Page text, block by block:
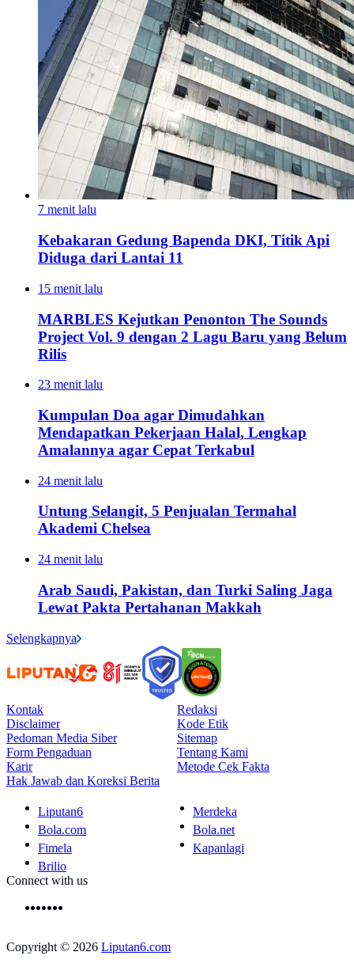
7 menit lalu
Kebakaran Gedung Bapenda DKI, Titik Api
Diduga dari Lantai 11
15 menit lalu
MARBLES Kejutkan Penonton The Sounds
Project Vol. 9 dengan 2 Lagu Baru yang Belum
Rilis
23 menit lalu
Kumpulan Doa agar Dimudahkan
Mendapatkan Pekerjaan Halal, Lengkap
Amalannya agar Cepat Terkabul
24 menit lalu
Untung Selangit, 5 Penjualan Termahal
Akademi Chelsea
24 menit lalu
Arab Saudi, Pakistan, dan Turki Saling Jaga
Lewat Pakta Pertahanan Makkah
Selengkapnya
Kontak
Redaksi
Disclaimer
Kode Etik
Pedoman Media Siber
Sitemap
Form Pengaduan
Tentang Kami
Karir
Metode Cek Fakta
Hak Jawab dan Koreksi Berita
Liputan6
Merdeka
Bola.com
Bola.net
Fimela
Kapanlagi
Brilio
Connect with us
Copyright © 2026 Liputan6.com